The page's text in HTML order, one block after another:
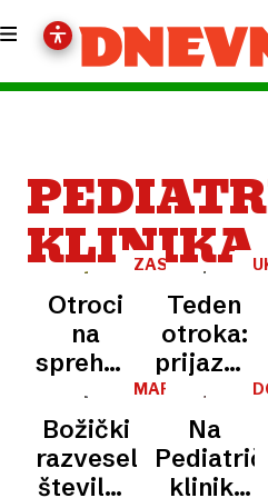
KLINIKA
ZASTRUPITEV
Otroci
na
sprehodu
z
učiteljico
pomotoma
zaužili
Teden
otroka:
prijaznost
je dala
krila
tudi
malim
MARIBOR
Božički
razveselili
številne
Na
kliniki